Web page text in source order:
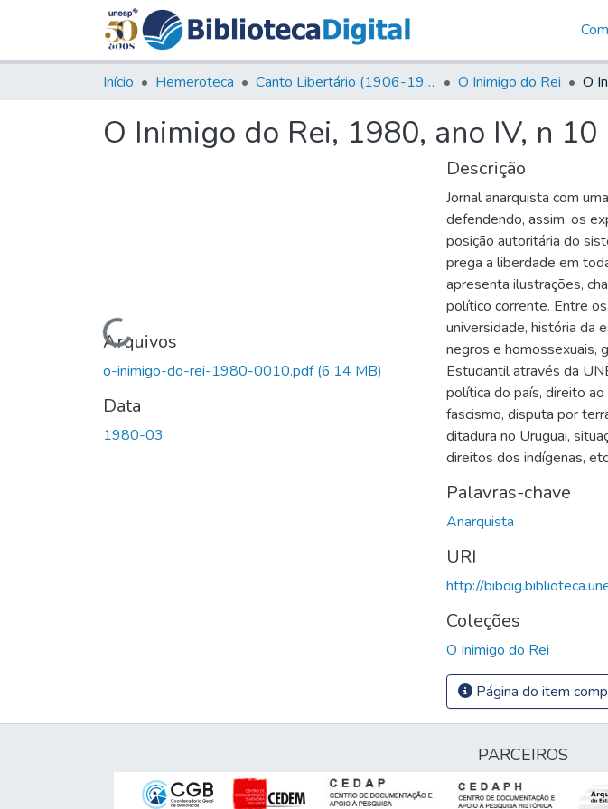
Início Hemeroteca Canto Libertário (1906-1995) O Inimigo do Rei
O Inimigo do Rei, 1980, ano IV, n 10
Carregando...
Arquivos
o-inimigo-do-rei-1980-0010.pdf(6,14 MB)
Data
1980-03
Descrição
Jornal anarquista com
defendendo, assim, os
posição autoritária do
prega a liberdade em
apresenta ilustrações,
político corrente. Entre
universidade, história da
negros e homossexuais,
Estudantil através da
política do país, direito
fascismo, disputa por
ditadura no Uruguai,
direitos dos indígenas,
Palavras-chave
Anarquista
URI
http://
Coleções
O Inimigo do Rei
Página do item
PARCEIROS